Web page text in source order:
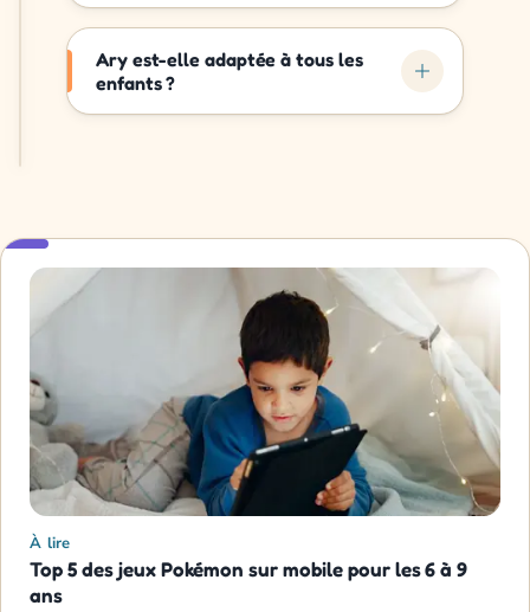
Ary est-elle adaptée à tous les
enfants ?
À lire
Top 5 des jeux Pokémon sur mobile pour les 6 à 9
ans